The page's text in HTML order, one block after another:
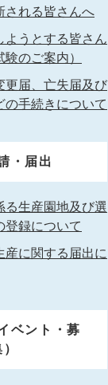
される皆さんへ
ようとする皆さん
のご案内）
更届、亡失届及び
の手続きについて
・届出
る生産園地及び選
登録について
産に関する届出に
ベント・募